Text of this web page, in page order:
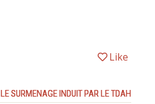
Like
LE SURMENAGE INDUIT PAR LE TDAH